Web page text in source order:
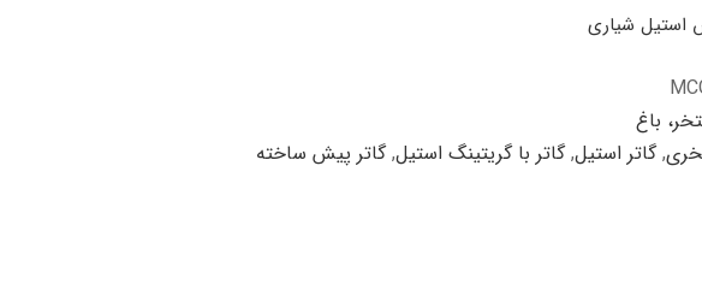
استیل شیاری
,گاتر استیل,گاتر با گریتینگ استیل,گاتر پیش ساخته